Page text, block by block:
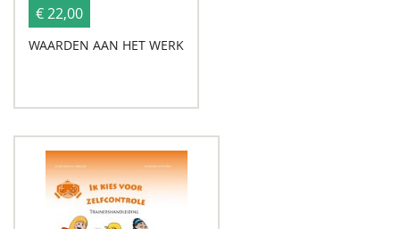
€ 22,00
WAARDEN AAN HET WERK